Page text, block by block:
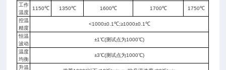
工作
温度
1150℃ 1350℃ 1600℃ 1700℃ 1750℃
控温
精度
<1000±0.1℃;≥1000±0.1℃
恒温
波动
±1℃(测试点为1000℃)
温度
均衡
±3℃(测试点为1000℃)
升温